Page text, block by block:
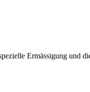
Ermässigung und